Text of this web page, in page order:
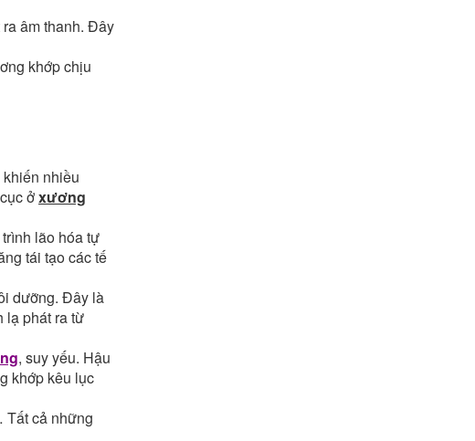
âm thanh. Đây
khớp chịu
nhiều
ởxương
lão hóa tự
tái tạo các tế
dưỡng. Đây là
lạ phát ra từ
, suy yếu. Hậu
khớp kêu lục
cả những